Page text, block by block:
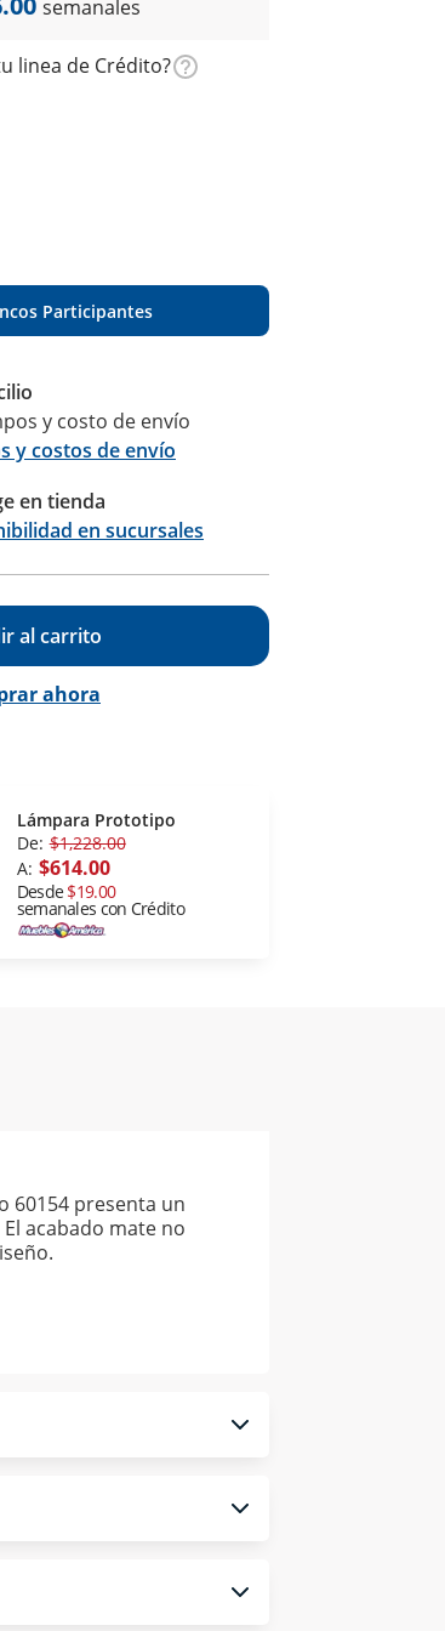
semanales
linea de Crédito?
Participantes
y costo de envío
y costos de envío
en tienda
en sucursales
al carrito
ahora
Lámpara Prototipo
De: $1,228.00
A: $614.00
Desde$19.00
semanales con Crédito
60154 presenta un
acabado mate no